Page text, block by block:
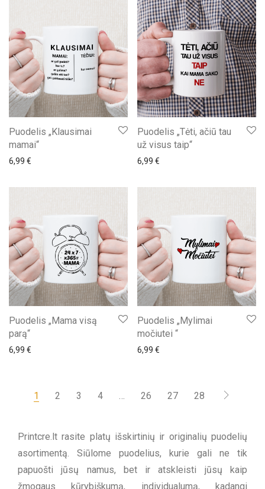
Puodelis „Klausimai
mamai“
6,99 €
Puodelis „Tėti, ačiū tau
už visus taip“
6,99 €
Puodelis „Mama visą
parą“
6,99 €
Puodelis „Mylimai
močiutei “
6,99 €
1 2 3 4 … 26 27 28
Printcre.lt rasite platų išskirtinių ir originalių puodelių
asortimentą. Siūlome puodelius, kurie gali ne tik
papuošti jūsų namus, bet ir atskleisti jūsų kaip
žmogaus kūrybiškumą, individualumą, kadangi